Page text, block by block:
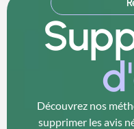
Découvrez nos
supprimer les avis